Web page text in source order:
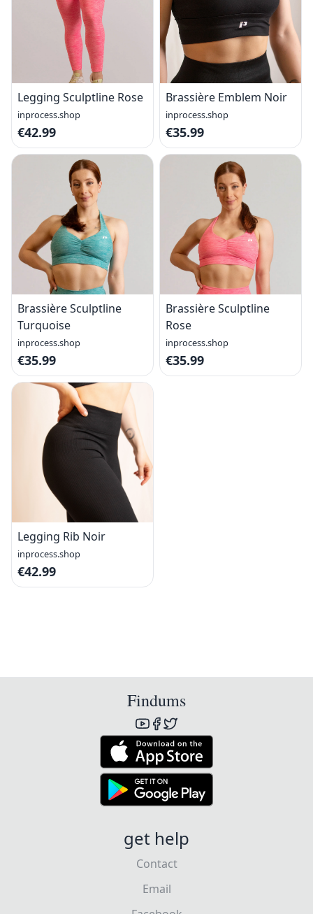
Legging Sculptline Rose
inprocess.shop
€42.99
Brassière Emblem Noir
inprocess.shop
€35.99
Brassière Sculptline
Turquoise
inprocess.shop
€35.99
Brassière Sculptline
Rose
inprocess.shop
€35.99
Legging Rib Noir
inprocess.shop
€42.99
Findums
get help
Contact
Email